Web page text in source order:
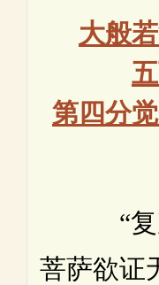
大般
第四分
“复次
菩萨欲证